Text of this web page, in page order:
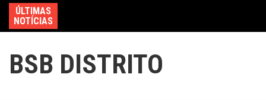
ÚLTIMAS
NOTÍCIAS
BSB DISTRITO